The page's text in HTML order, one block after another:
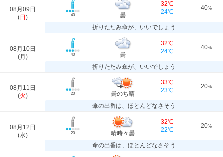
08月09日
(日 ) 40 曇
32℃
24℃
40%
折りたたみ傘が、いいでしょう
08月10日
(月 ) 40 曇
32℃
24℃
40%
折りたたみ傘が、いいでしょう
08月11日
(火) 20 曇のち晴
33℃
23℃
20%
傘の出番は、ほとんどなさそう
08月12日
(水) 20 晴時々曇
32℃
22℃
20%
傘の出番は、ほとんどなさそう